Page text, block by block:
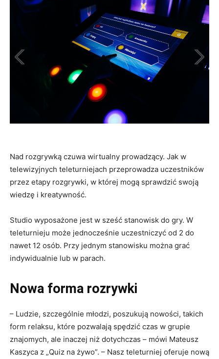
Nad rozgrywką czuwa wirtualny prowadzący. Jak w
telewizyjnych teleturniejach przeprowadza uczestników
przez etapy rozgrywki, w której mogą sprawdzić swoją
wiedzę i kreatywność.
Studio wyposażone jest w sześć stanowisk do gry. W
teleturnieju może jednocześnie uczestniczyć od 2 do
nawet 12 osób. Przy jednym stanowisku można grać
indywidualnie lub w parach.
Nowa forma rozrywki
– Ludzie, szczególnie młodzi, poszukują nowości, takich
form relaksu, które pozwalają spędzić czas w grupie
znajomych, ale inaczej niż dotychczas – mówi Mateusz
Kaszyca z „Quiz na żywo”. – Nasz teleturniej oferuje nową